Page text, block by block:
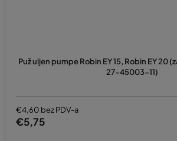
Puž uljen pumpe Robin EY 15, Robin EY 20
27-45003-11)
€4,60 bez PDV-a
€5,75